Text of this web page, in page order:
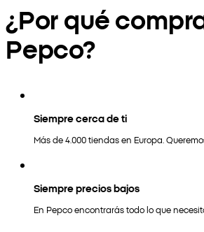
¿Por qué
Pepco?
Siempre cerca de ti
Más de 4.000 tiendas en Europa.
Siempre precios bajos
En Pepco encontrarás todo lo que